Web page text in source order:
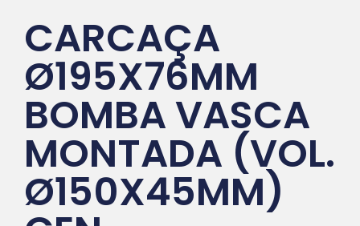
CARCAÇA
Ø195X76MM
BOMBA VASCA
MONTADA (VOL.
Ø150X45MM)